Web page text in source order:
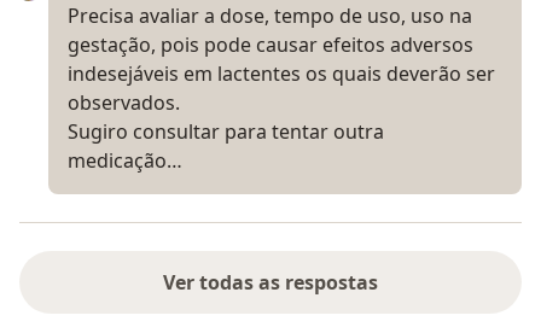
Precisa avaliar a dose, tempo de uso, uso na
gestação, pois pode causar efeitos adversos
indesejáveis em lactentes os quais deverão ser
observados.
Sugiro consultar para tentar outra
medicação…
Ver todas as respostas